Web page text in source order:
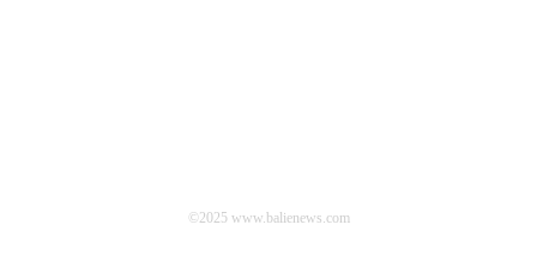
©2025 www.balienews.com